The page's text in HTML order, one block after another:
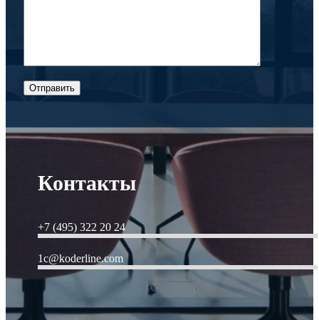
Контакты
+7 (495) 322 20 24
1c@koderline.com